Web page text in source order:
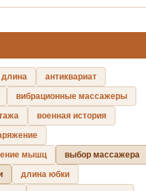
длина
антиквариат
вибрационные массажеры
военная история
мышц
выбор массажера
длина юбки